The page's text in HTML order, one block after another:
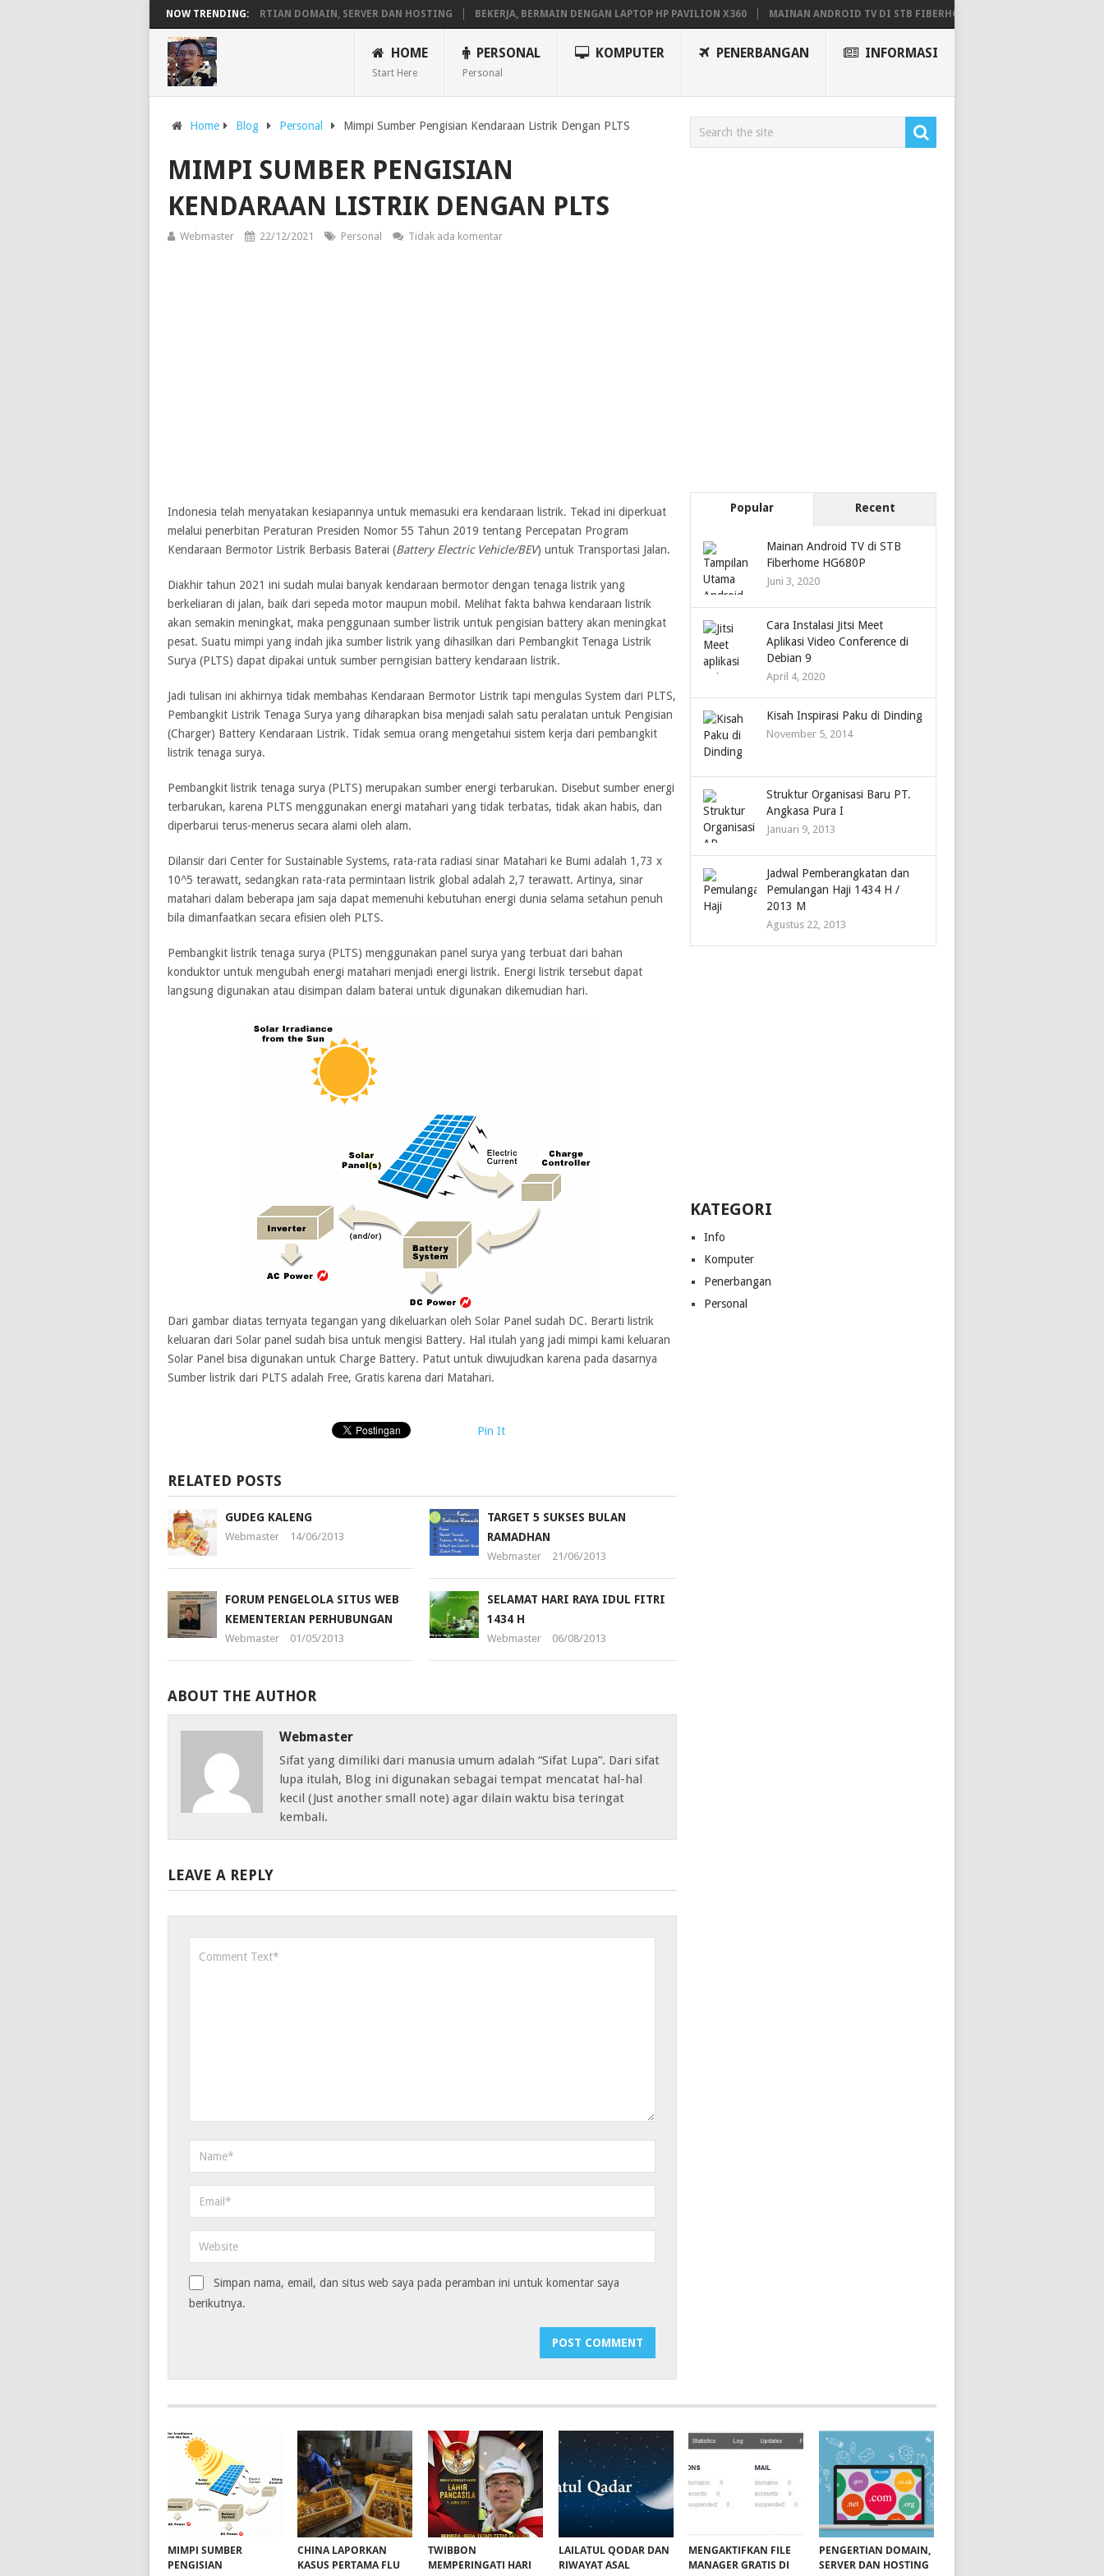
NOW TRENDING:
DI VESTACP MENJADI PERMANEN PENGERTIAN DOMAIN, SERVER DAN HOSTING BEKERJA, BERMAIN DENGAN LAPTOP HP PAVILION X360 MAINAN ANDROID TV DI STB FIBERHOME HG680P
HOME
Start Here
PERSONAL
Personal
KOMPUTER PENERBANGAN INFORMASI
Home Blog Personal Mimpi Sumber Pengisian Kendaraan Listrik Dengan PLTS
MIMPI SUMBER PENGISIAN
KENDARAAN LISTRIK DENGAN PLTS
Webmaster 22/12/2021 Personal Tidak ada komentar
Indonesia telah menyatakan kesiapannya untuk memasuki era kendaraan listrik. Tekad ini diperkuat
melalui penerbitan Peraturan Presiden Nomor 55 Tahun 2019 tentang Percepatan Program
Kendaraan Bermotor Listrik Berbasis Baterai (Battery Electric Vehicle/BEV) untuk Transportasi Jalan.
Diakhir tahun 2021 ini sudah mulai banyak kendaraan bermotor dengan tenaga listrik yang
berkeliaran di jalan, baik dari sepeda motor maupun mobil. Melihat fakta bahwa kendaraan listrik
akan semakin meningkat, maka penggunaan sumber listrik untuk pengisian battery akan meningkat
pesat. Suatu mimpi yang indah jika sumber listrik yang dihasilkan dari Pembangkit Tenaga Listrik
Surya (PLTS) dapat dipakai untuk sumber perngisian battery kendaraan listrik.
Jadi tulisan ini akhirnya tidak membahas Kendaraan Bermotor Listrik tapi mengulas System dari PLTS,
Pembangkit Listrik Tenaga Surya yang diharapkan bisa menjadi salah satu peralatan untuk Pengisian
(Charger) Battery Kendaraan Listrik. Tidak semua orang mengetahui sistem kerja dari pembangkit
listrik tenaga surya.
Pembangkit listrik tenaga surya (PLTS) merupakan sumber energi terbarukan. Disebut sumber energi
terbarukan, karena PLTS menggunakan energi matahari yang tidak terbatas, tidak akan habis, dan
diperbarui terus-menerus secara alami oleh alam.
Dilansir dari Center for Sustainable Systems, rata-rata radiasi sinar Matahari ke Bumi adalah 1,73 x
10^5 terawatt, sedangkan rata-rata permintaan listrik global adalah 2,7 terawatt. Artinya, sinar
matahari dalam beberapa jam saja dapat memenuhi kebutuhan energi dunia selama setahun penuh
bila dimanfaatkan secara efisien oleh PLTS.
Pembangkit listrik tenaga surya (PLTS) menggunakan panel surya yang terbuat dari bahan
konduktor untuk mengubah energi matahari menjadi energi listrik. Energi listrik tersebut dapat
langsung digunakan atau disimpan dalam baterai untuk digunakan dikemudian hari.
Dari gambar diatas ternyata tegangan yang dikeluarkan oleh Solar Panel sudah DC. Berarti listrik
keluaran dari Solar panel sudah bisa untuk mengisi Battery. Hal itulah yang jadi mimpi kami keluaran
Solar Panel bisa digunakan untuk Charge Battery. Patut untuk diwujudkan karena pada dasarnya
Sumber listrik dari PLTS adalah Free, Gratis karena dari Matahari.
Pin It
RELATED POSTS
GUDEG KALENG
Webmaster 14/06/2013
TARGET 5 SUKSES BULAN
RAMADHAN
Webmaster 21/06/2013
FORUM PENGELOLA SITUS WEB
KEMENTERIAN PERHUBUNGAN
Webmaster 01/05/2013
SELAMAT HARI RAYA IDUL FITRI
1434 H
Webmaster 06/08/2013
ABOUT THE AUTHOR
Webmaster
Sifat yang dimiliki dari manusia umum adalah “Sifat Lupa”. Dari sifat
lupa itulah, Blog ini digunakan sebagai tempat mencatat hal-hal
kecil (Just another small note) agar dilain waktu bisa teringat
kembali.
LEAVE A REPLY
Simpan nama, email, dan situs web saya pada peramban ini untuk komentar saya
berikutnya.
Popular Recent
Mainan Android TV di STB
Fiberhome HG680P
Juni 3, 2020
Cara Instalasi Jitsi Meet
Aplikasi Video Conference di
Debian 9
April 4, 2020
Kisah Inspirasi Paku di Dinding
November 5, 2014
Struktur Organisasi Baru PT.
Angkasa Pura I
Januari 9, 2013
Jadwal Pemberangkatan dan
Pemulangan Haji 1434 H /
2013 M
Agustus 22, 2013
KATEGORI
Info
Komputer
Penerbangan
Personal
MIMPI SUMBER
PENGISIAN
CHINA LAPORKAN
KASUS PERTAMA FLU
TWIBBON
MEMPERINGATI HARI
LAILATUL QODAR DAN
RIWAYAT ASAL
MENGAKTIFKAN FILE
MANAGER GRATIS DI
PENGERTIAN DOMAIN,
SERVER DAN HOSTING